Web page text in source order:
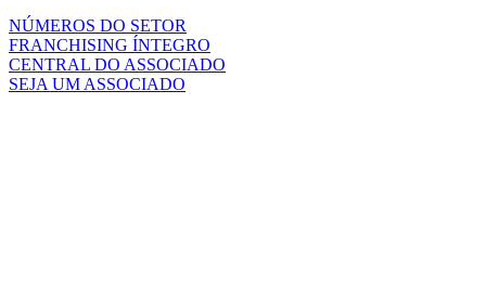
NÚMEROS DO SETOR
FRANCHISING ÍNTEGRO
CENTRAL DO ASSOCIADO
SEJA UM ASSOCIADO